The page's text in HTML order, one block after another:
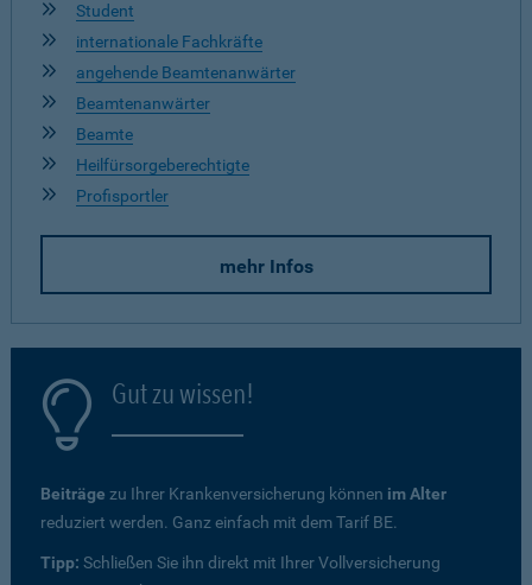
Student
internationale Fachkräfte
angehende Beamtenanwärter
Beamtenanwärter
Beamte
Heilfürsorgeberechtigte
Profisportler
mehr Infos
Gut zu wissen!
Beiträge zu Ihrer Krankenversicherung können im Alter
reduziert werden. Ganz einfach mit dem Tarif BE.
Tipp: Schließen Sie ihn direkt mit Ihrer Vollversicherung